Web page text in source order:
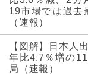
19市場では過
（速報）
【図解】日本人
年比4.7％増の
局（速報）